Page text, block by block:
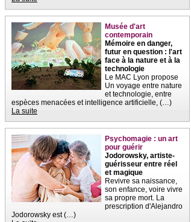
Musée d'art
contemporain
Mémoire en danger,
futur en question : l'art
face à la nature et à la
technologie
Le MAC Lyon propose
Un voyage entre nature
et technologie, entre
espèces menacées et intelligence artificielle, (…)
La suite
Psychomagie : un art
pour guérir
Jodorowsky, artiste-
guérisseur entre réel
et magique
Revivre sa naissance,
son enfance, voire vivre
sa propre mort. La
prescription d'Alejandro
Jodorowsky est (…)